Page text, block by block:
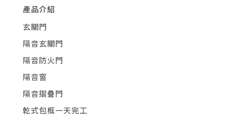
產品介紹
玄關門
隔音玄關門
隔音防火門
隔音窗
隔音摺疊門
乾式包框一天完工